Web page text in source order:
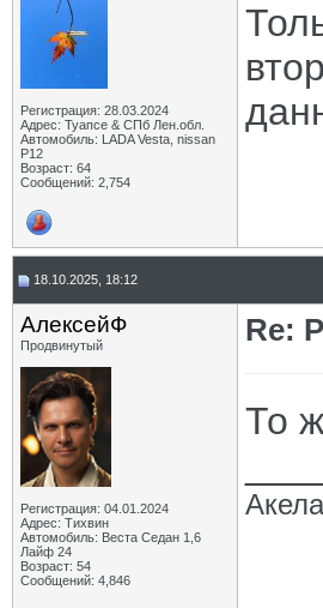
Регистрация: 28.03.2024
Адрес: Туапсе & СПб Лен.обл.
Автомобиль: LADA Vesta, nissan
P12
Возраст: 64
Сообщений: 2,754
18.10.2025, 18:12
АлексейФ
Продвинутый
Регистрация: 04.01.2024
Адрес: Тихвин
Автомобиль: Веста Седан 1,6
Лайф 24
Возраст: 54
Сообщений: 4,846
Re:
То